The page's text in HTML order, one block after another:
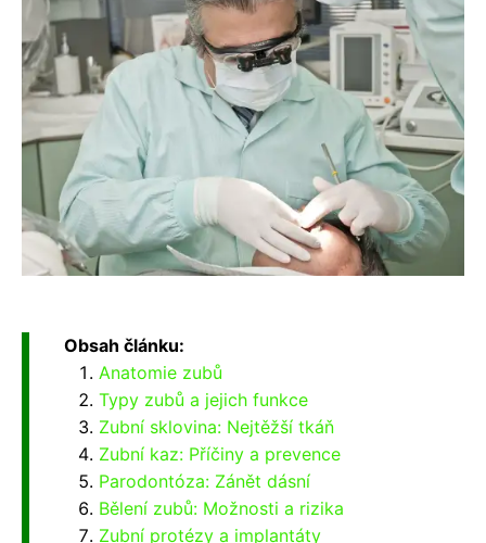
Obsah článku:
Anatomie zubů
Typy zubů a jejich funkce
Zubní sklovina: Nejtěžší tkáň
Zubní kaz: Příčiny a prevence
Parodontóza: Zánět dásní
Bělení zubů: Možnosti a rizika
Zubní protézy a implantáty